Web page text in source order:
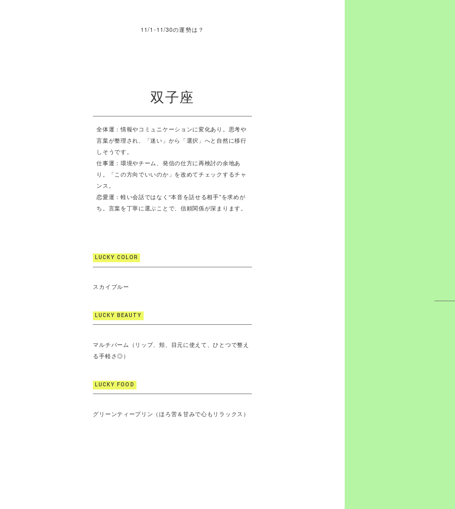
11/1-11/30の運勢は？
双子座
全体運：情報やコミュニケーションに変化あり。思考や
言葉が整理され、「迷い」から「選択」へと自然に移行
しそうです。
仕事運：環境やチーム、発信の仕方に再検討の余地あ
り。「この方向でいいのか」を改めてチェックするチャ
ンス。
恋愛運：軽い会話ではなく“本音を話せる相手”を求めが
ち。言葉を丁寧に選ぶことで、信頼関係が深まります。
LUCKY COLOR
スカイブルー
LUCKY BEAUTY
マルチバーム（リップ、頬、目元に使えて、ひとつで整え
る手軽さ◎）
LUCKY FOOD
グリーンティープリン（ほろ苦＆甘みで心もリラックス）